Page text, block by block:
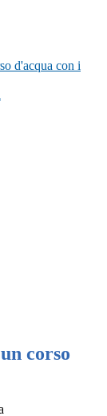
d'acqua con i
corso